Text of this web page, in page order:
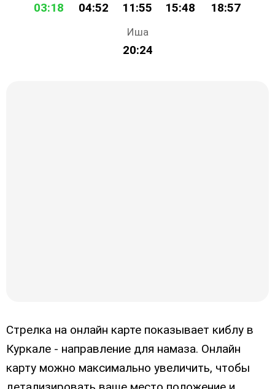
03:18 04:52 11:55 15:48 18:57
Иша
20:24
Стрелка на онлайн карте показывает киблу в
Куркале - направление для намаза. Онлайн
карту можно максимально увеличить, чтобы